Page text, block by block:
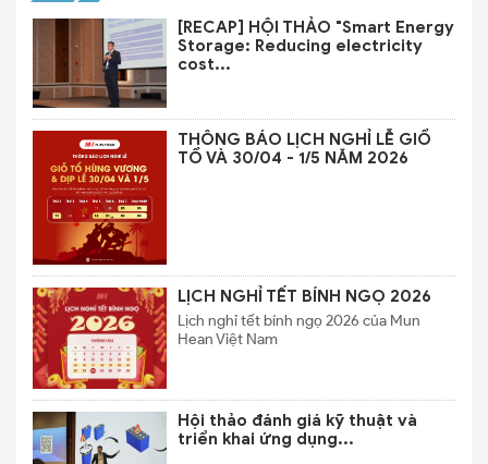
[RECAP] HỘI THẢO "Smart Energy
Storage: Reducing electricity
cost...
THÔNG BÁO LỊCH NGHỈ LỄ GIỔ
TỔ VÀ 30/04 - 1/5 NĂM 2026
LỊCH NGHỈ TẾT BÍNH NGỌ 2026
Lịch nghỉ tết bính ngọ 2026 của Mun
Hean Việt Nam
Hội thảo đánh giá kỹ thuật và
triển khai ứng dụng...